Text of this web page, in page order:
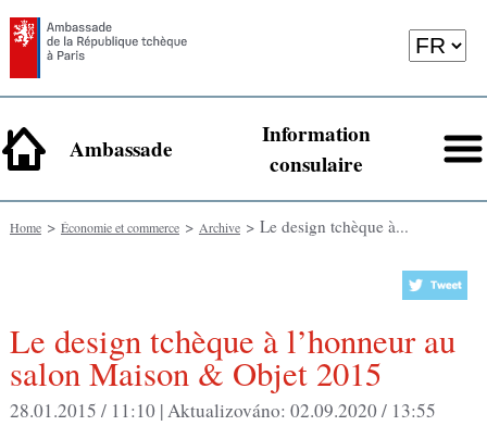
Ambassade
Information
consulaire
Home> Économie et commerce> Archive> Le design tchèque à...
Le design tchèque à l’honneur au
salon Maison & Objet 2015
28.01.2015 / 11:10 |Aktualizováno: 02.09.2020 / 13:55